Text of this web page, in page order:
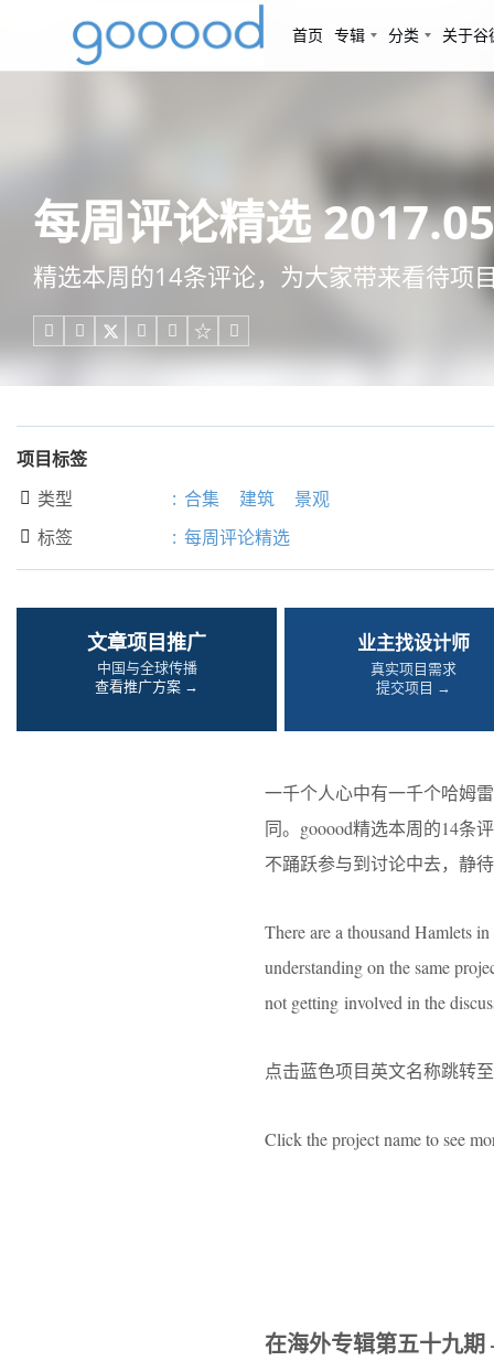
首页 专辑 分类 关于谷
每周评论精选
精选本周的14条评论，为大家带来看待项
    
项目标签
 类型 : 合集 建筑 景观
 标签 : 每周评论精选
文章项目推广
中国与全球传播
查看推广方案 →
业主找设计师
真实项目需求
提交项目 →
一千个人心中有一千个哈姆
同。gooood精选本周的14条
不踊跃参与到讨论中去，静
There are a thousand Hamlets
understanding on the same
not getting involved in the
点击蓝色项目英文名称跳转
Click the project name to see
在海外专辑第五十九期